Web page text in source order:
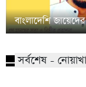
বাংলাদেশি
সর্বশেষ -